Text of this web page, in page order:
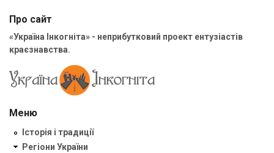
Про сайт
«Україна Інкогніта» - неприбутковий проект ентузіастів
краєзнавства.
Меню
Історія і традиції
Регіони України